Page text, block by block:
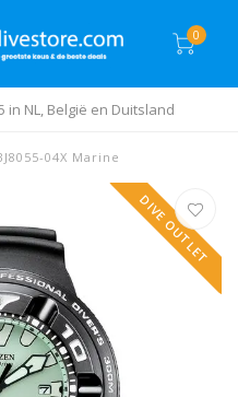
0
in NL, België en Duitsland
04X Marine
DIVE OUTLET